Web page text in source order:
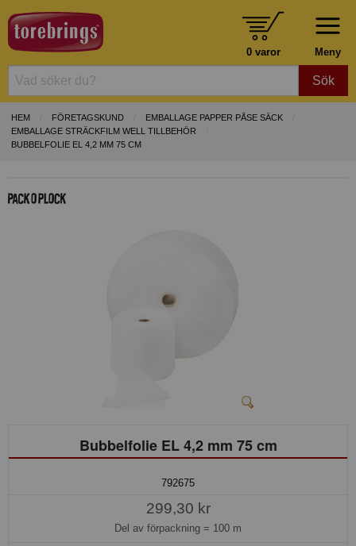
Meny
0 varor
Sök
HEM FÖRETAGSKUND
EMBALLAGE PAPPER PÅSE SÄCK
EMBALLAGE STRÄCKFILM WELL TILLBEHÖR
BUBBELFOLIE EL 4,2 MM 75 CM
Bubbelfolie EL 4,2 mm 75 cm
792675
299,30 kr
Del av förpackning = 100 m